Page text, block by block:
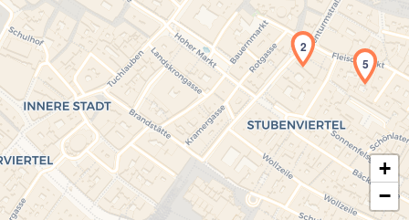
Laden der Karte...
2
5
+
−